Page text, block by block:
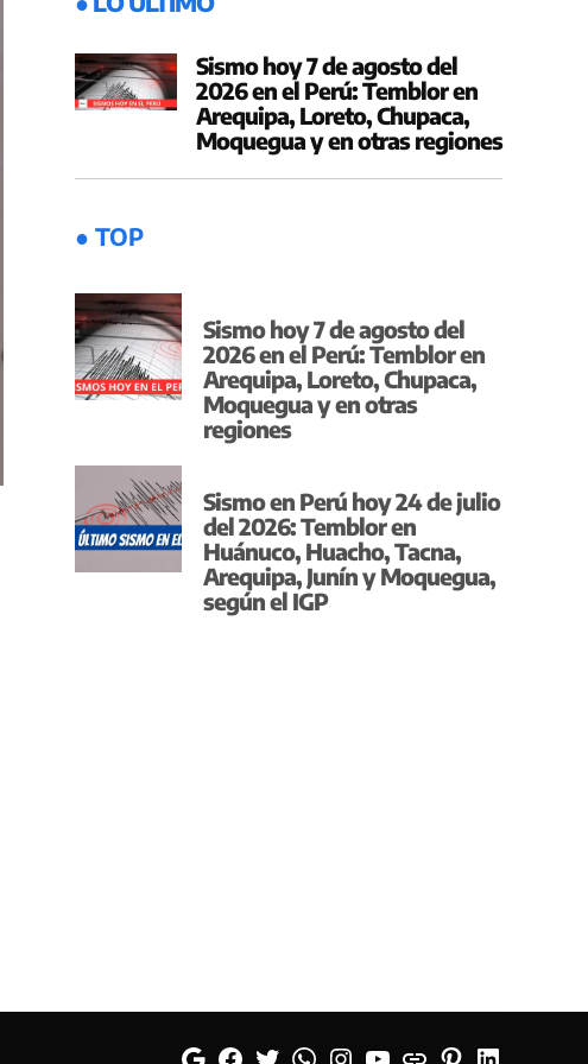
Sismo hoy 7 de agosto del
2026 en el Perú: Temblor en
Arequipa, Loreto, Chupaca,
Moquegua y en otras regiones
● TOP
Sismo hoy 7 de agosto del
2026 en el Perú: Temblor en
Arequipa, Loreto, Chupaca,
Moquegua y en otras
regiones
Sismo en Perú hoy 24 de julio
del 2026: Temblor en
Huánuco, Huacho, Tacna,
Arequipa, Junín y Moquegua,
según el IGP
GoogleFacebookTwitterWhatsappInstagramYouTube
Web PinterestLinkedin